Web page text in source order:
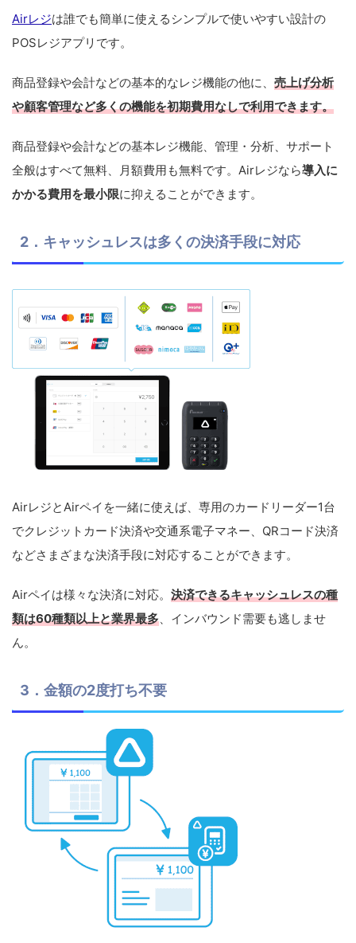
Airレジは誰でも簡単に使えるシンプルで使いやすい設計の
POSレジアプリです。
商品登録や会計などの基本的なレジ機能の他に、 売上げ分析
や顧客管理など多くの機能を初期費用なしで利用できます。
商品登録や会計などの基本レジ機能、管理・分析、サポート
全般はすべて無料、月額費用も無料です。Airレジなら導入に
かかる費用を最小限に抑えることができます。
2．キャッシュレスは多くの決済手段に対応
AirレジとAirペイを一緒に使えば、専用のカードリーダー1台
でクレジットカード決済や交通系電子マネー、QRコード決済
などさまざまな決済手段に対応することができます。
Airペイは様々な決済に対応。 決済できるキャッシュレスの種
類は60種類以上と業界最多 、インバウンド需要も逃しませ
ん。
3．金額の2度打ち不要